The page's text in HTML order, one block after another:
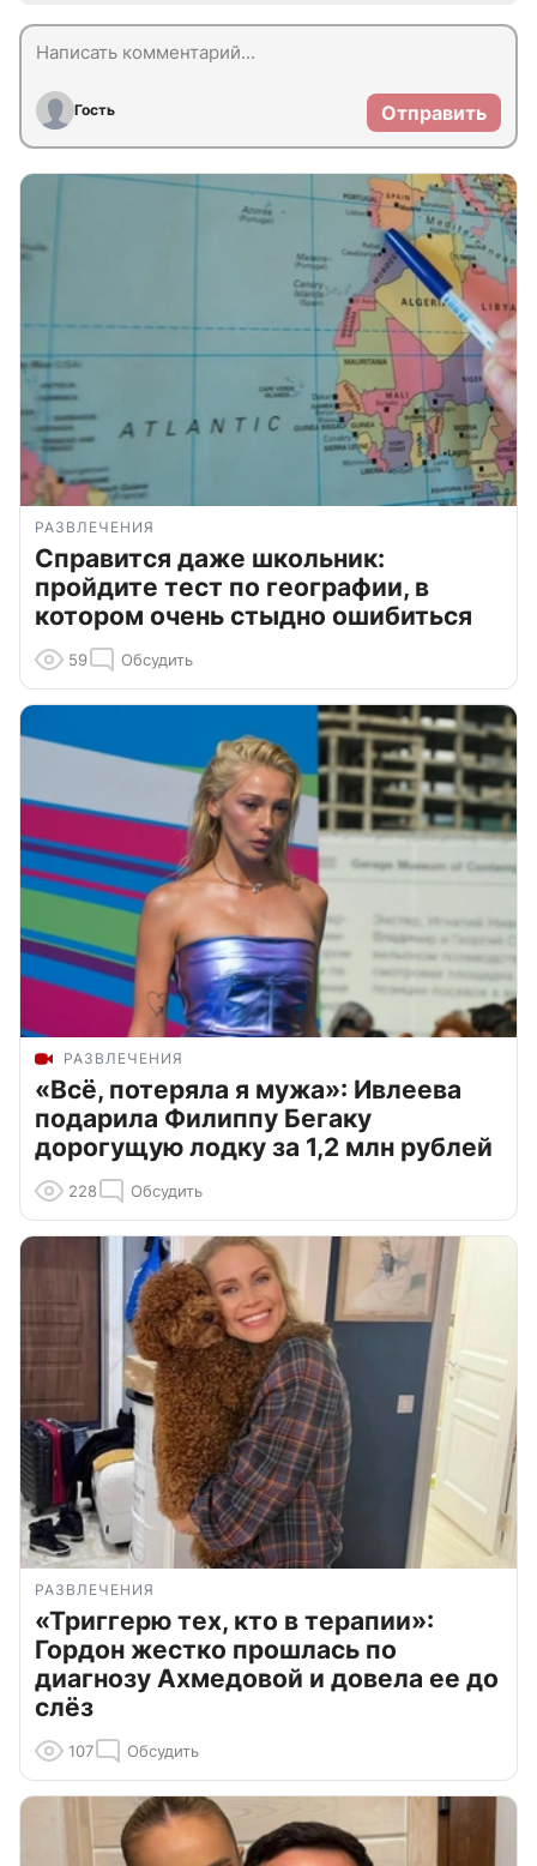
Гость Отправить
РАЗВЛЕЧЕНИЯ
Справится даже школьник:
пройдите тест по географии, в
котором очень стыдно ошибиться
59 Обсудить
РАЗВЛЕЧЕНИЯ
«Всё, потеряла я мужа»: Ивлеева
подарила Филиппу Бегаку
дорогущую лодку за 1,2 млн рублей
228 Обсудить
РАЗВЛЕЧЕНИЯ
«Триггерю тех, кто в терапии»:
Гордон жестко прошлась по
диагнозу Ахмедовой и довела ее до
слёз
107 Обсудить